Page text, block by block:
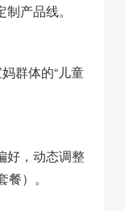
产品线。
群体的“儿童
好，动态调整
）。